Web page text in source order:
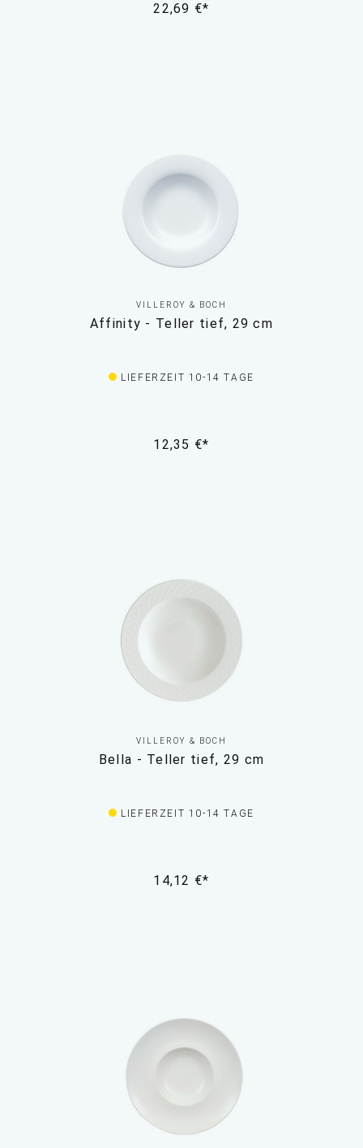
22,69 €*
VILLEROY & BOCH
Affinity - Teller tief, 29 cm
LIEFERZEIT 10-14 TAGE
12,35 €*
VILLEROY & BOCH
Bella - Teller tief, 29 cm
LIEFERZEIT 10-14 TAGE
14,12 €*